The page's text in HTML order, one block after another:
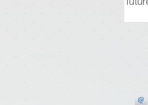
will throw an Error in a
on line